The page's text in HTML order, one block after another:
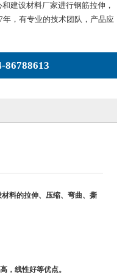
建设材料厂家进行钢筋拉伸，
，有专业的技术团队，产品应
86788613
料的拉伸、压缩、弯曲、撕
，线性好等优点。